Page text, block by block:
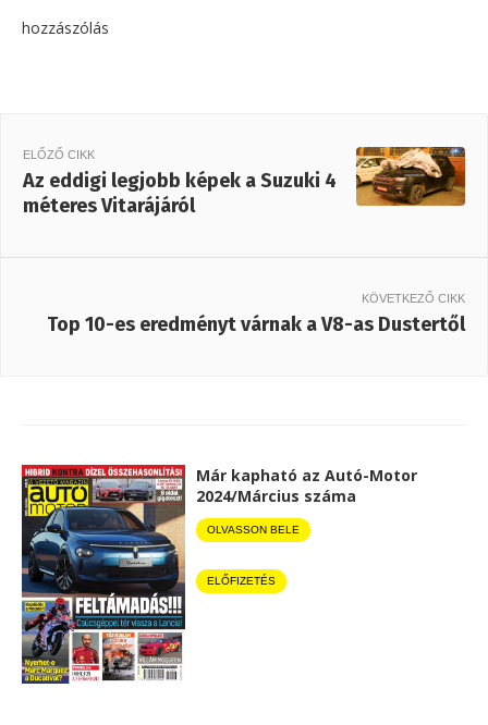
hozzászólás
ELŐZŐ CIKK
Az eddigi legjobb képek a Suzuki 4
méteres Vitarájáról
KÖVETKEZŐ CIKK
Top 10-es eredményt várnak a V8-as Dustertől
Már kapható az Autó-Motor
2024/Március száma
OLVASSON BELE
ELŐFIZETÉS